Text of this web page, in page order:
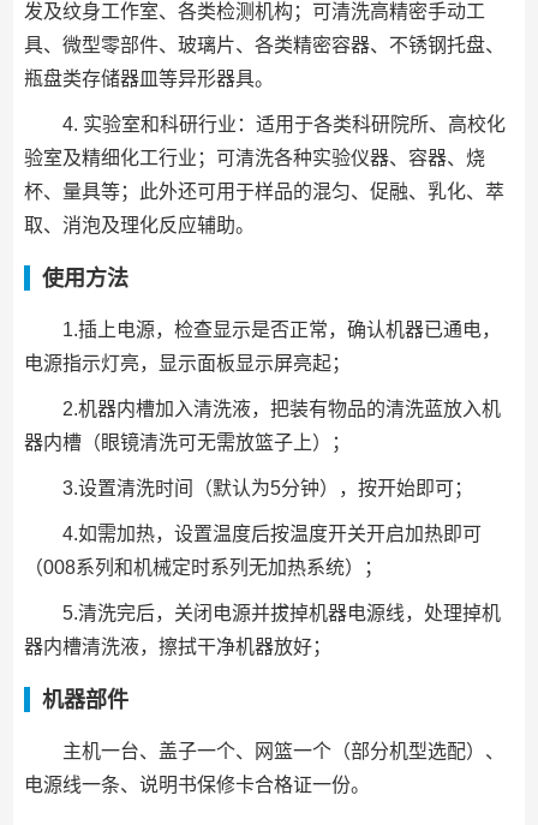
发及纹身工作室、各类检测机构；可清洗高精密手动工
具、微型零部件、玻璃片、各类精密容器、不锈钢托盘、
瓶盘类存储器皿等异形器具。
4. 实验室和科研行业：适用于各类科研院所、高校化
验室及精细化工行业；可清洗各种实验仪器、容器、烧
杯、量具等；此外还可用于样品的混匀、促融、乳化、萃
取、消泡及理化反应辅助。
使用方法
1.插上电源，检查显示是否正常，确认机器已通电，
电源指示灯亮，显示面板显示屏亮起；
2.机器内槽加入清洗液，把装有物品的清洗蓝放入机
器内槽（眼镜清洗可无需放篮子上）；
3.设置清洗时间（默认为5分钟），按开始即可；
4.如需加热，设置温度后按温度开关开启加热即可
（008系列和机械定时系列无加热系统）；
5.清洗完后，关闭电源并拔掉机器电源线，处理掉机
器内槽清洗液，擦拭干净机器放好；
机器部件
主机一台、盖子一个、网篮一个（部分机型选配）、
电源线一条、说明书保修卡合格证一份。